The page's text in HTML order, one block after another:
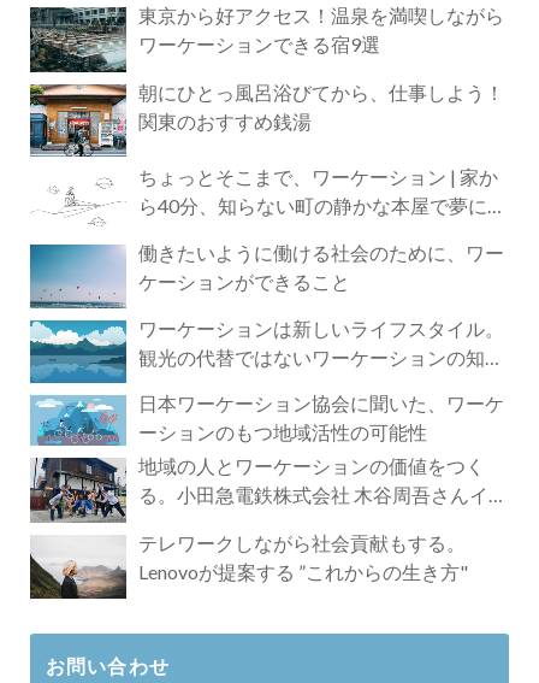
東京から好アクセス！温泉を満喫しながら
ワーケーションできる宿9選
朝にひとっ風呂浴びてから、仕事しよう！
関東のおすすめ銭湯
ちょっとそこまで、ワーケーション | 家か
ら40分、知らない町の静かな本屋で夢に近
働きたいように働ける社会のために、ワー
ケーションができること
ワーケーションは新しいライフスタイル。
観光の代替ではないワーケーションの知ら
日本ワーケーション協会に聞いた、ワーケ
ーションのもつ地域活性の可能性
地域の人とワーケーションの価値をつく
る。小田急電鉄株式会社 木谷周吾さんイン
テレワークしながら社会貢献もする。
Lenovoが提案する ”これからの生き方"
お問い合わせ